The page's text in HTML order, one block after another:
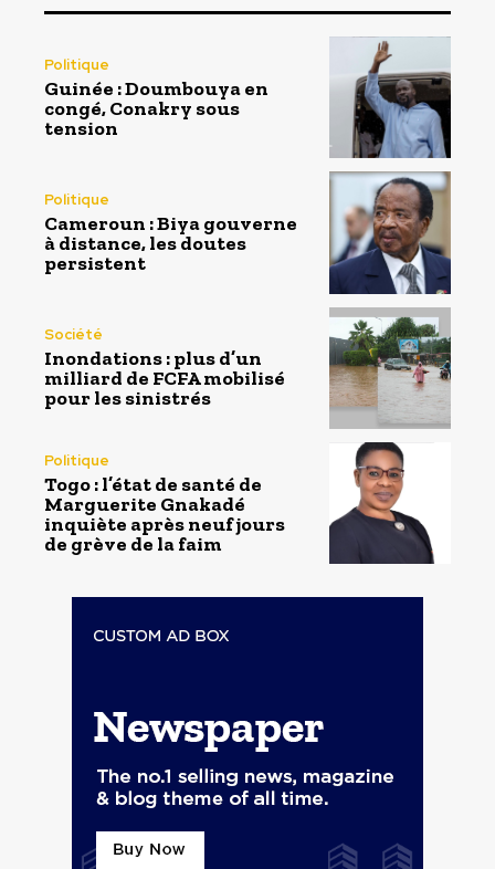
Politique
Guinée : Doumbouya en
congé, Conakry sous
tension
Politique
Cameroun : Biya gouverne
à distance, les doutes
persistent
Société
Inondations : plus d’un
milliard de FCFA mobilisé
pour les sinistrés
Politique
Togo : l’état de santé de
Marguerite Gnakadé
inquiète après neuf jours
de grève de la faim